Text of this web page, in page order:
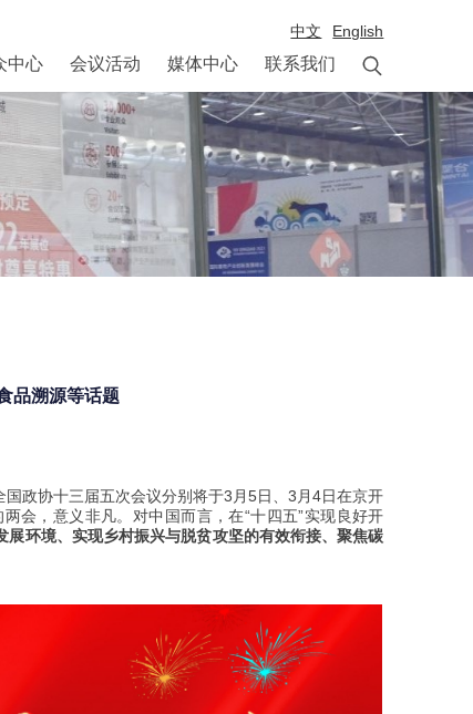
中文 English
中心 会议活动 媒体中心 联系我们 
品溯源等话题
政协十三届五次会议分别将于3月5日、3月4日在京开
会，意义非凡。 对中国而言，在“十四五”实现良好开
展环境、实现乡村振兴与脱贫攻坚的有效衔接、聚焦碳